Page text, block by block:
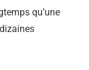
qu’une